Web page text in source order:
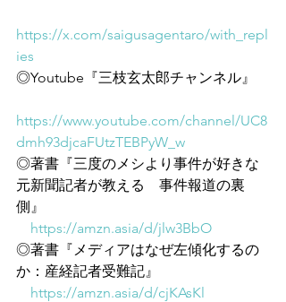
https://x.com/saigusagentaro/with_repl
ies
◎Youtube『三枝玄太郎チャンネル』
https://www.youtube.com/channel/UC8
dmh93djcaFUtzTEBPyW_w
◎著書『三度のメシより事件が好きな
元新聞記者が教える　事件報道の裏
側』
https://amzn.asia/d/jlw3BbO
◎著書『メディアはなぜ左傾化するの
か：産経記者受難記』
https://amzn.asia/d/cjKAsKl